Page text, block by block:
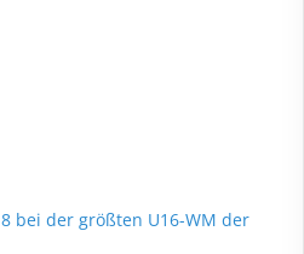
bei der größten U16-WM der